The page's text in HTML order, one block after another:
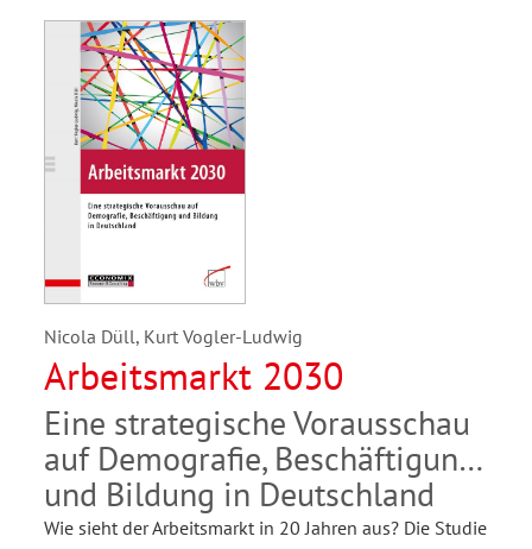
Nicola Düll, Kurt Vogler-Ludwig
Arbeitsmarkt 2030
Eine strategische Vorausschau
auf Demografie, Beschäftigung
und Bildung in Deutschland
Wie sieht der Arbeitsmarkt in 20 Jahren aus? Die Studie